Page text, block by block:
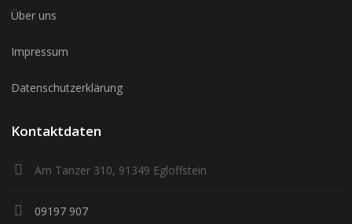
Über uns
Impressum
Datenschutzerklärung
Kontaktdaten
Am Tanzer 310, 91349 Egloffstein
09197 907